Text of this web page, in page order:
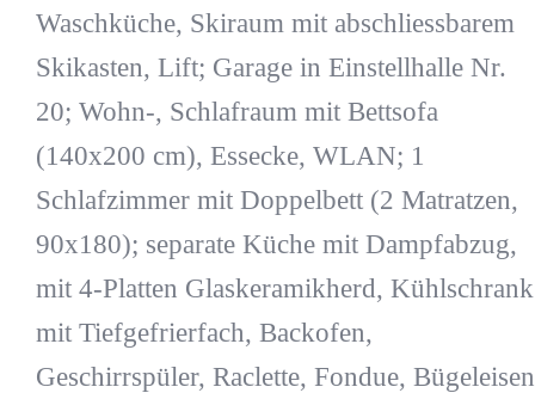
Waschküche, Skiraum mit abschliessbarem
Skikasten, Lift; Garage in Einstellhalle Nr.
20; Wohn-, Schlafraum mit Bettsofa
(140x200 cm), Essecke, WLAN; 1
Schlafzimmer mit Doppelbett (2 Matratzen,
90x180); separate Küche mit Dampfabzug,
mit 4-Platten Glaskeramikherd, Kühlschrank
mit Tiefgefrierfach, Backofen,
Geschirrspüler, Raclette, Fondue, Bügeleisen